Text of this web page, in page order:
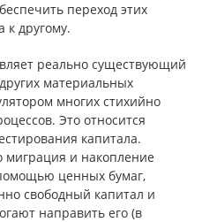
переход этих
к другому.
реально существующий
материальных
многих стихийно
Это относится
капитала.
миграция и накопление
ценных бумаг,
свободный капитал и
направить его (в